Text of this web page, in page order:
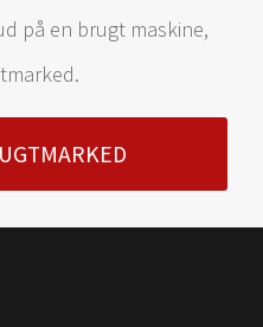
på en brugt maskine,